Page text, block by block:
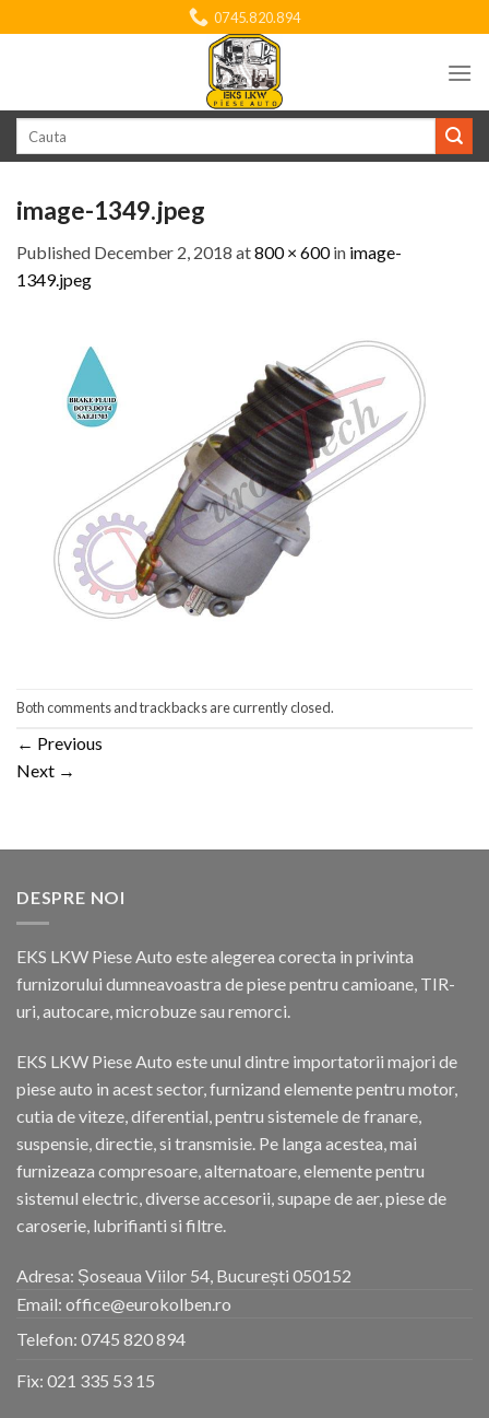
to
0745.820.894
image-1349.jpeg
Published December 2, 2018 at800 × 600in image-
1349.jpeg
Both comments and trackbacks are currently closed.
← Previous
Next →
DESPRE NOI
EKS LKW Piese Auto este alegerea corecta in privinta
furnizorului dumneavoastra de piese pentru camioane, TIR-
uri, autocare, microbuze sau remorci.
EKS LKW Piese Auto este unul dintre importatorii majori de
piese auto in acest sector, furnizand elemente pentru motor,
cutia de viteze, diferential, pentru sistemele de franare,
suspensie, directie, si transmisie. Pe langa acestea, mai
furnizeaza compresoare, alternatoare, elemente pentru
sistemul electric, diverse accesorii, supape de aer, piese de
caroserie, lubrifianti si filtre.
Adresa: Șoseaua Viilor 54, București 050152
Email: office@eurokolben.ro
Telefon: 0745 820 894
Fix: 021 335 53 15